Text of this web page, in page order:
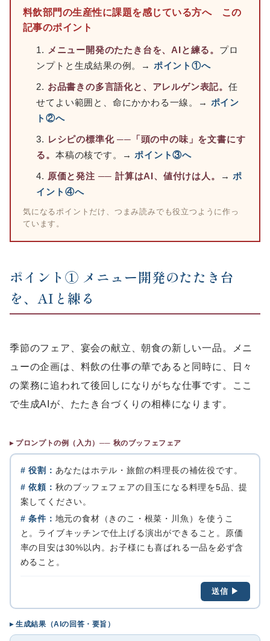
料飲部門の生産性に課題を感じている方へ この
記事のポイント
メニュー開発のたたき台を、AIと練る。 プロ
ンプトと生成結果の例。→ ポイント①へ
お品書きの多言語化と、アレルゲン表記。 任
せてよい範囲と、命にかかわる一線。→ ポイン
ト②へ
レシピの標準化 ──「頭の中の味」を文書にす
る。 本稿の核です。→ポイント③へ
原価と発注 ── 計算はAI、値付けは人。 →ポ
イント④へ
気になるポイントだけ、つまみ読みでも役立つように作っ
ています。
ポイント① メニュー開発のたたき台
を、AIと練る
季節のフェア、宴会の献立、朝食の新しい一品。メニ
ューの企画は、料飲の仕事の華であると同時に、日々
の業務に追われて後回しになりがちな仕事です。ここ
で生成AIが、たたき台づくりの相棒になります。
▸ プロンプトの例（入力）── 秋のブッフェフェア
# 役割： あなたはホテル・旅館の料理長の補佐役です。
# 依頼： 秋のブッフェフェアの目玉になる料理を5品、提
案してください。
# 条件： 地元の食材（きのこ・根菜・川魚）を使うこ
と。ライブキッチンで仕上げる演出ができること。原価
率の目安は30%以内。お子様にも喜ばれる一品を必ず含
めること。
送信 ▶
▸ 生成結果（AIの回答・要旨）